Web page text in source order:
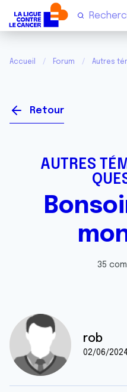
Accueil Forum Autres
Retour
AUTRES
35
rob
02/06/